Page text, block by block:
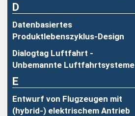
D
Datenbasiertes
Produktlebenszyklus-Design
Dialogtag Luftfahrt -
Unbemannte Luftfahrtsysteme
E
Entwurf von Flugzeugen mit
(hybrid-) elektrischem Antrieb